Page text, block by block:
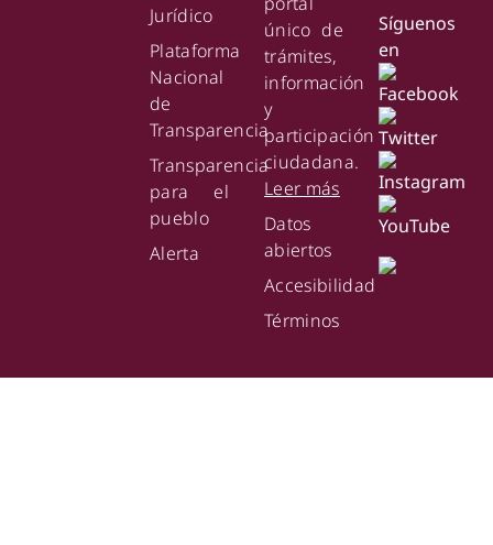
Jurídico
Plataforma
Nacional
de
Transparencia
Transparencia
para el
pueblo
Alerta
único de
trámites,
información
y
participación
ciudadana.
Leer más
Datos
abiertos
Accesibilidad
Términos
Síguenos
en